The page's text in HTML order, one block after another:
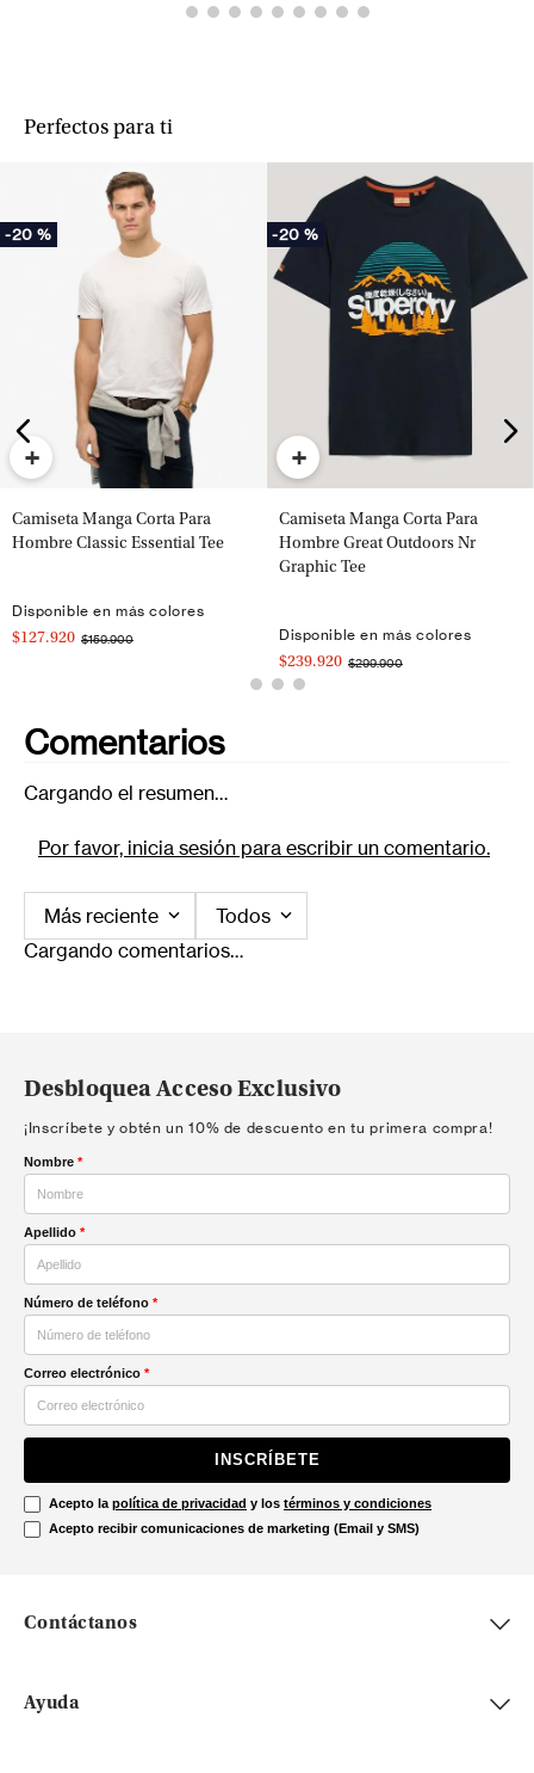
Perfectos para ti
-20 %
+
Camiseta Manga Corta Para
Hombre Classic Essential Tee
Disponible en más colores
$127.920 $159.900
-20 %
+
Camiseta Manga Corta Para
Hombre Great Outdoors Nr
Graphic Tee
Disponible en más colores
$239.920 $299.900
Comentarios
Cargando el resumen…
Por favor, inicia sesión para escribir un comentario.
Más reciente
Todos
Cargando comentarios…
Desbloquea Acceso Exclusivo
¡Inscríbete y obtén un 10% de descuento en tu primera compra!
Nombre *
Apellido *
Número de teléfono *
Correo electrónico *
INSCRÍBETE
Acepto la política de privacidad y los términos y condiciones
Acepto recibir comunicaciones de marketing (Email y SMS)
Contáctanos
Ayuda